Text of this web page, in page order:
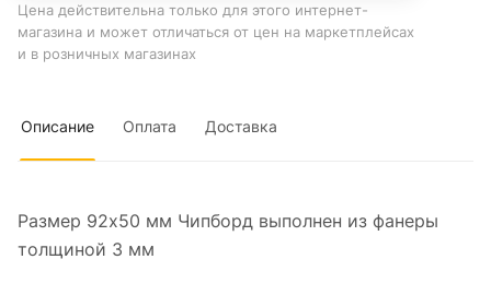
Цена действительна только для этого интернет-
магазина и может отличаться от цен на маркетплейсах
и в розничных магазинах
Описание Оплата Доставка
Размер 92х50 мм Чипборд выполнен из фанеры
толщиной 3 мм